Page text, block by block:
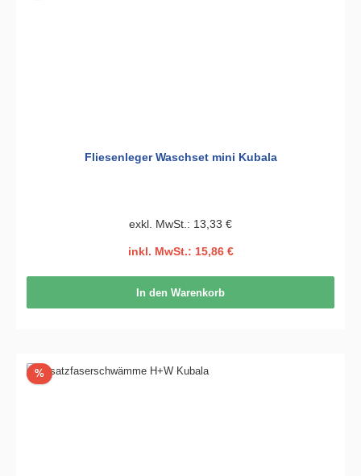
Fliesenleger Waschset mini Kubala
exkl. MwSt.: 13,33 €
inkl. MwSt.: 15,86 €
In den Warenkorb
%Rabatt